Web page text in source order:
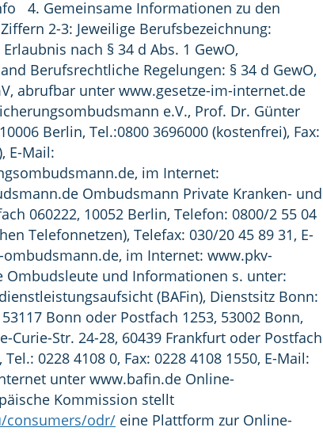
4. Gemeinsame Informationen zu den
2-3: Jeweilige Berufsbezeichnung:
nach § 34 d Abs. 1 GewO,
Berufsrechtliche Regelungen: § 34 d GewO,
abrufbar unter www.gesetze-im-internet.de
e.V., Prof. Dr. Günter
Berlin, Tel.:0800 3696000 (kostenfrei), Fax:
E-Mail:
, im Internet:
Ombudsmann Private Kranken- und
060222, 10052 Berlin, Telefon: 0800/2 55 04
Telefonnetzen), Telefax: 030/20 45 89 31, E-
ombudsmann.de, im Internet: www.pkv-
Ombudsleute und Informationen s. unter:
(BAFin), Dienstsitz Bonn:
Bonn oder Postfach 1253, 53002 Bonn,
Curie-Str. 24-28, 60439 Frankfurt oder Postfach
0228 4108 0, Fax: 0228 4108 1550, E-Mail:
unter www.bafin.de Online-
Kommission stellt
consumers/odr/ eine Plattform zur Online-